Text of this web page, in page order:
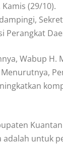
(29/10).
Perangkat
Wabup H.
untuk